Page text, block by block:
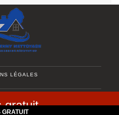
GRATUIT
gratuit
LÉGALES